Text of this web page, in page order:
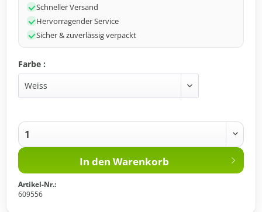
Schneller Versand
Hervorragender Service
Sicher & zuverlässig verpackt
Farbe :
In den Warenkorb
Artikel-Nr.:
609556